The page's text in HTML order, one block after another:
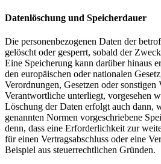
Datenlöschung und Speicherdauer
Die personenbezogenen Daten der
gelöscht oder gesperrt, sobald der
Eine Speicherung kann darüber hinaus
den europäischen oder nationalen
Verordnungen, Gesetzen oder sonstigen
Verantwortliche unterliegt, vorgesehen
Löschung der Daten erfolgt auch dann,
genannten Normen vorgeschriebene
denn, dass eine Erforderlichkeit zur
für einen Vertragsabschluss oder eine
Beispiel aus steuerrechtlichen Gründen.